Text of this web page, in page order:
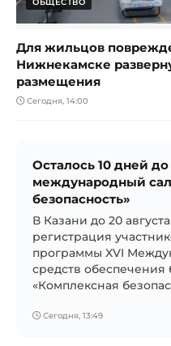
Для жильцов
Нижнекамске
размещения
Сегодня, 14:00
Осталось 10 дней
международный
безопасность»
В Казани до 20
регистрация
программы XVI
средств обеспечения
«Комплексная
Сегодня, 13:49